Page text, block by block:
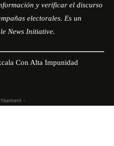
y verificar el discurso
electorales. Es un
News Initiative.
Con Alta Impunidad
-